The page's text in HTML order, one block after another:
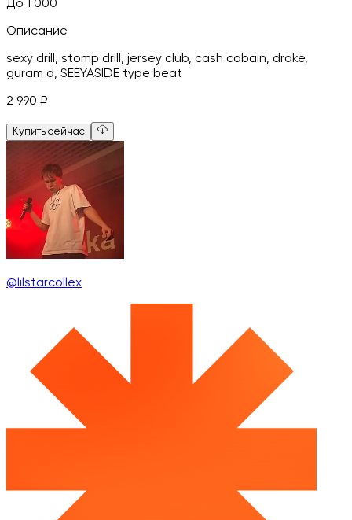
До 1 000
Описание
sexy drill, stomp drill, jersey club, cash cobain, drake,
guram d, SEEYASIDE type beat
2 990 ₽
Купить сейчас
@lilstarcollex